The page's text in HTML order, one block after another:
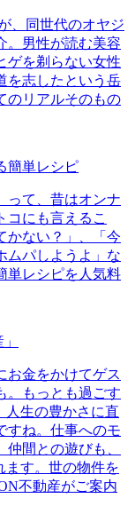
、同世代のオヤジ
。男性が読む美容
ゲを剃らない女性
を志したという岳
のリアルそのもの
簡単レシピ
って、昔はオンナ
コにも言えるこ
かない？」、「今
ムパしようよ」な
単レシピを人気料
お金をかけてゲス
。もっとも過ごす
人生の豊かさに直
すね。仕事へのモ
間との遊びも、
ます。世の物件を
不動産がご案内